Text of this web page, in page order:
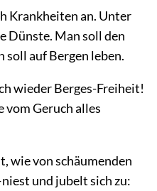
Krankheiten an. Unter
Dünste. Man soll den
auf Bergen leben.
wieder Berges-Freiheit!
vom Geruch alles
wie von schäumenden
und jubelt sich zu: